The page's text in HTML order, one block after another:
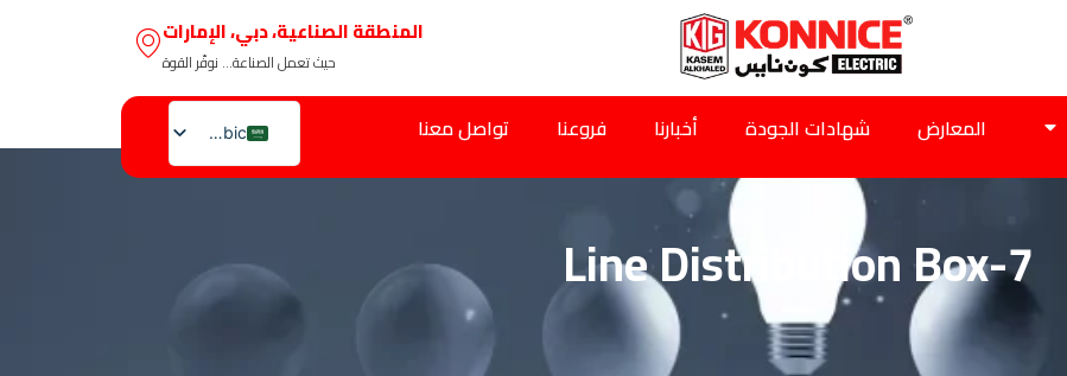
المنطقة الصناعية، دبي، الإمارات
حيث تعمل الصناعة… نوفّر القوة
Arabic
English
المعارض شهادات الجودة أخبارنا فروعنا تواصل معنا
7-Line Distribution Box